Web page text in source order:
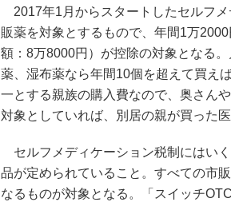
2017年1月からスタートしたセルフ
販薬を対象とするもので、年間1万
額：8万8000円）が控除の対象となる
薬、湿布薬なら年間10個を超えて買え
一とする親族の購入費なので、奥さん
対象としていれば、別居の親が買った
セルフメディケーション税制にはい
品が定められていること。すべての市
なるものが対象となる。「スイッチ